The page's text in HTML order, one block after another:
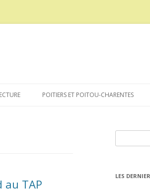
au POITIERS ET POITOU-CHARENTES
TAP
LES